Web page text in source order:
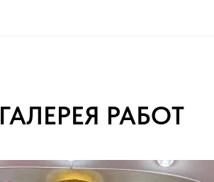
ГАЛЕРЕЯ РАБОТ